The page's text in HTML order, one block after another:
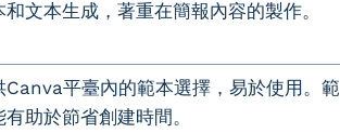
文本生成，著重在簡報內容的製作。
平臺內的範本選擇，易於使用。範
助於節省創建時間。